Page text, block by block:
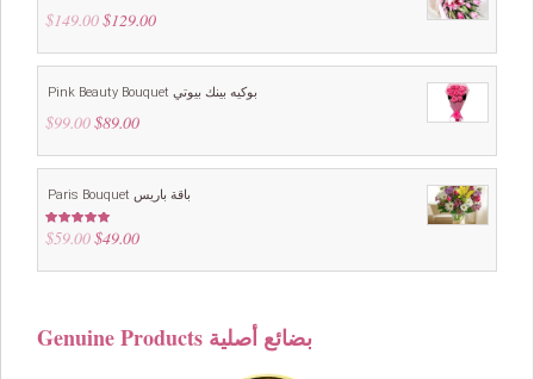
$149.00 Original
was:
$129.00Current
is:
Pink Beauty Bouquet بوكيه بينك بيوتي
$99.00 Original
was:
$89.00Current
is:
Paris Bouquet باقة باريس
Rated4.88
out of 5
$59.00 Original
was:
$49.00Current
is:
Genuine Products بضائع أصلية